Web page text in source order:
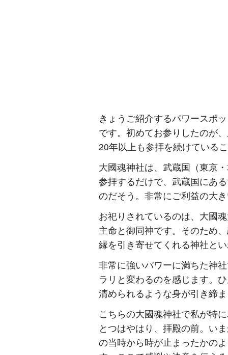
きょうご紹介するパワースポ
です。初めてお参りしたのが
20年以上も参拝を続けている
大國魂神社は、武蔵国（東京
参拝するだけで、武蔵国にあ
のだそう。非常にご利益の大
お祀りされているのは、大國
主命と御同神です。そのため
縁を引き寄せてくれる神社と
非常に強いパワーに満ちた神
ラリと変わるのを感じます。
清められるような身が引き締
こちらの大國魂神社で私が特
とつはやはり、拝殿の前。い
の当時から時が止まったかの